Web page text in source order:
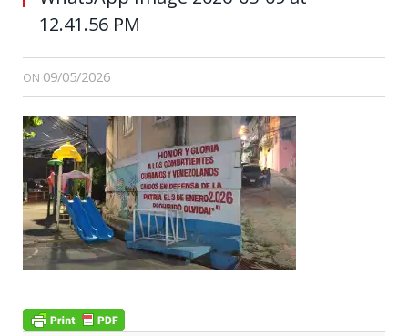
12.41.56 PM
ON 09/05/2026